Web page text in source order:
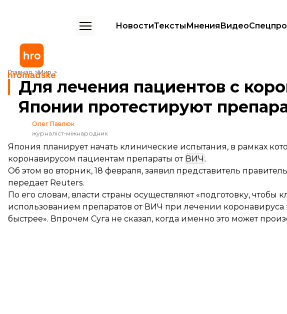
НовостиТекстыМненияВидео
Главная Мир
Для лечения пациентов с коронавирусом в Японии протестируют препараты от ВИЧ
Для лечения пациентов с
Японии протестируют
Олег Павлюк
журналіст-міжнародник
Япония планирует начать клинические испытания, в рамках
коронавирусом пациентам препараты от ВИЧ .
Об этом во вторник, 18 февраля, заявил представитель
передаетReuters.
По его словам, власти страны осуществляют «подготовку, чтобы
использованием препаратов от ВИЧ при лечении коронавируса
быстрее». Впрочем Суга не сказал, когда именно это может